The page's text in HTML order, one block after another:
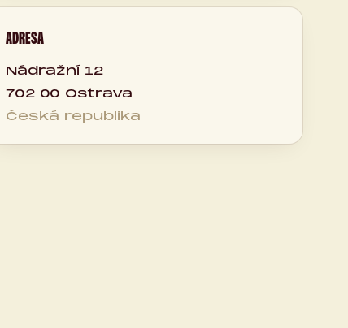
ADRESA
Nádražní 12
702 00 Ostrava
Česká republika